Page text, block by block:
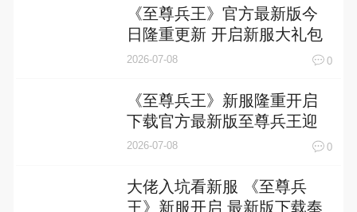
《至尊兵王》官方最新版今
日隆重更新 开启新服大礼包
共襄盛举
2026-07-08 0
《至尊兵王》新服隆重开启
下载官方最新版至尊兵王迎
接新征程
2026-07-08 0
大佬入坑看新服 《至尊兵
王》新服开启 最新版下载奉